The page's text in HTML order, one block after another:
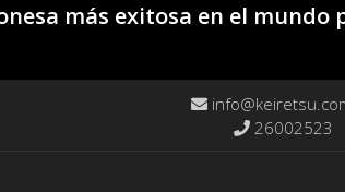
más exitosa en el mundo
26002523